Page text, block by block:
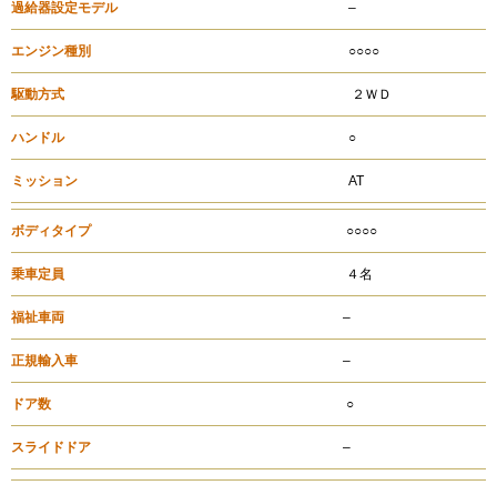
過給器設定モデル –
エンジン種別 ○○○○
駆動方式 ２ＷＤ
ハンドル ○
ミッション AT
ボディタイプ ○○○○
乗車定員 ４名
福祉車両 –
正規輸入車 –
ドア数 ○
スライドドア –